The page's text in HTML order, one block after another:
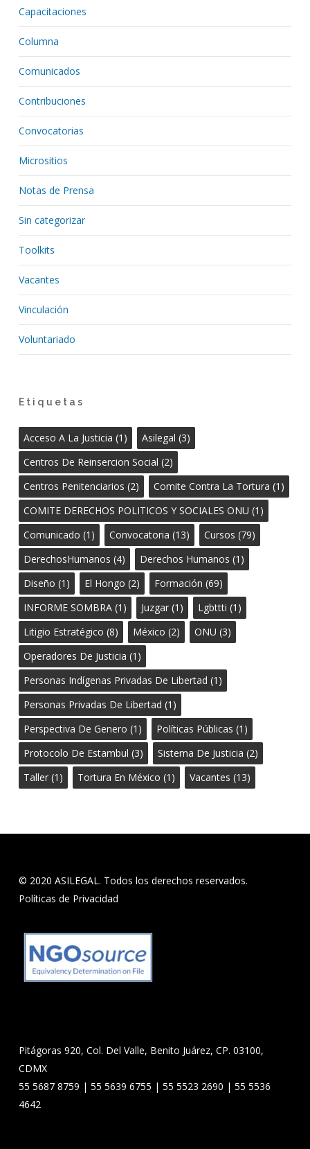
Capacitaciones
Columna
Comunicados
Contribuciones
Convocatorias
Micrositios
Notas de Prensa
Sin categorizar
Toolkits
Vacantes
Vinculación
Voluntariado
Etiquetas
Acceso A La Justicia (1) Asilegal (3)
Centros De Reinsercion Social (2)
Centros Penitenciarios (2) Comite Contra La Tortura (1)
COMITE DERECHOS POLITICOS Y SOCIALES ONU (1)
Comunicado (1) Convocatoria (13) Cursos (79)
DerechosHumanos (4) Derechos Humanos (1)
Diseño (1) El Hongo (2) Formación (69)
INFORME SOMBRA(1) Juzgar(1) Lgbttti (1)
Litigio Estratégico (8) México (2) ONU (3)
Operadores De Justicia (1)
Personas Indígenas Privadas De Libertad (1)
Personas Privadas De Libertad (1)
Perspectiva De Genero (1) Políticas Públicas (1)
Protocolo De Estambul (3) Sistema De Justicia (2)
Taller(1) Tortura En México (1) Vacantes (13)
© 2020 ASILEGAL. Todos los derechos reservados.
Políticas de Privacidad
Pitágoras 920, Col. Del Valle, Benito Juárez, CP. 03100,
CDMX
55 5687 8759 | 55 5639 6755 | 55 5523 2690 | 55 5536
4642